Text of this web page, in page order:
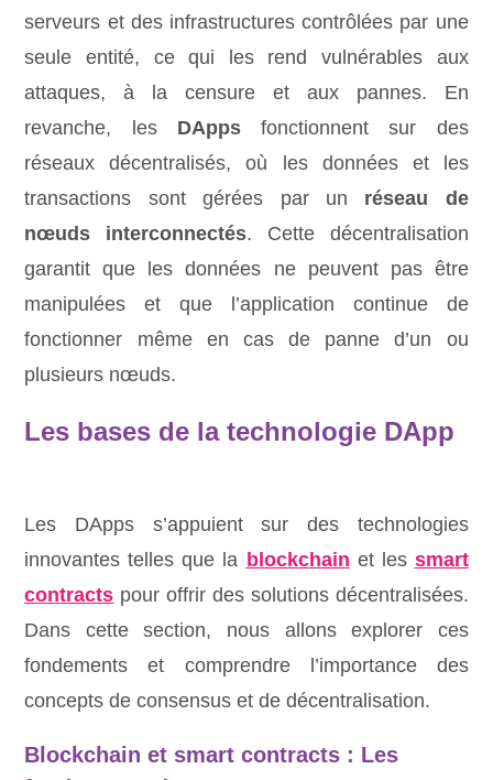
serveurs et des infrastructures contrôlées par une
seule entité, ce qui les rend vulnérables aux
attaques, à la censure et aux pannes. En
revanche, les DAppsfonctionnent sur des
réseaux décentralisés, où les données et les
transactions sont gérées par un réseau de
nœuds interconnectés. Cette décentralisation
garantit que les données ne peuvent pas être
manipulées et que l’application continue de
fonctionner même en cas de panne d’un ou
plusieurs nœuds.
Les bases de la technologie DApp
Les DApps s’appuient sur des technologies
innovantes telles que la blockchain et les smart
contracts pour offrir des solutions décentralisées.
Dans cette section, nous allons explorer ces
fondements et comprendre l’importance des
concepts de consensus et de décentralisation.
Blockchain et smart contracts : Les